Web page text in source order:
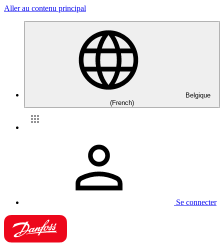
Aller au contenu principal
Belgique
(French)
Se connecter